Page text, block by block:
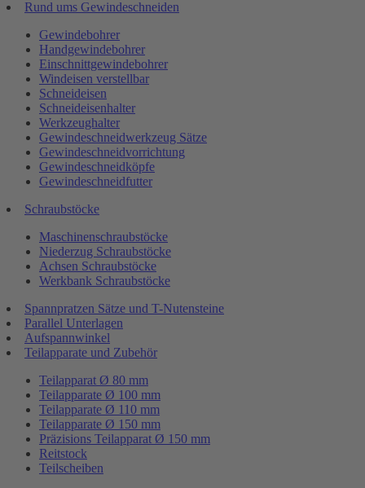
Rund ums Gewindeschneiden
Gewindebohrer
Handgewindebohrer
Einschnittgewindebohrer
Windeisen verstellbar
Schneideisen
Schneideisenhalter
Werkzeughalter
Gewindeschneidwerkzeug Sätze
Gewindeschneidvorrichtung
Gewindeschneidköpfe
Gewindeschneidfutter
Schraubstöcke
Maschinenschraubstöcke
Niederzug Schraubstöcke
Achsen Schraubstöcke
Werkbank Schraubstöcke
Spannpratzen Sätze und T-Nutensteine
Parallel Unterlagen
Aufspannwinkel
Teilapparate und Zubehör
Teilapparat Ø 80 mm
Teilapparate Ø 100 mm
Teilapparate Ø 110 mm
Teilapparate Ø 150 mm
Präzisions Teilapparat Ø 150 mm
Reitstock
Teilscheiben